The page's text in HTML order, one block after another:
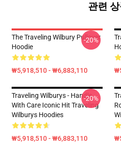
관련
The Traveling Wilbury Pullover
Hoodie
₩5,918,510 - ₩6,883,110
-20%
Traveling Wilburys - Handle
With Care Iconic Hit Traveling
Wilburys Hoodies
₩5,918,510 - ₩6,883,110
-20%